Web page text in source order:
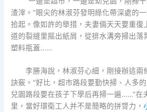
渣滓。”眼尖的林淑芬發明綠化帶深處的
拾起。像如許的舉措，夫妻倆天天要重
道的裂縫里摳出紙屑，從排水溝旁掃出落
塑料瓶蓋……
李勝海說，林淑芬心細，剛接辦這兩
訣竅。“好比，超市路段要勤快掃、人多
兒園路段要在孩子下學后再掃一遍……”在
里，當好環衛工人并不是簡略的拼膂力，